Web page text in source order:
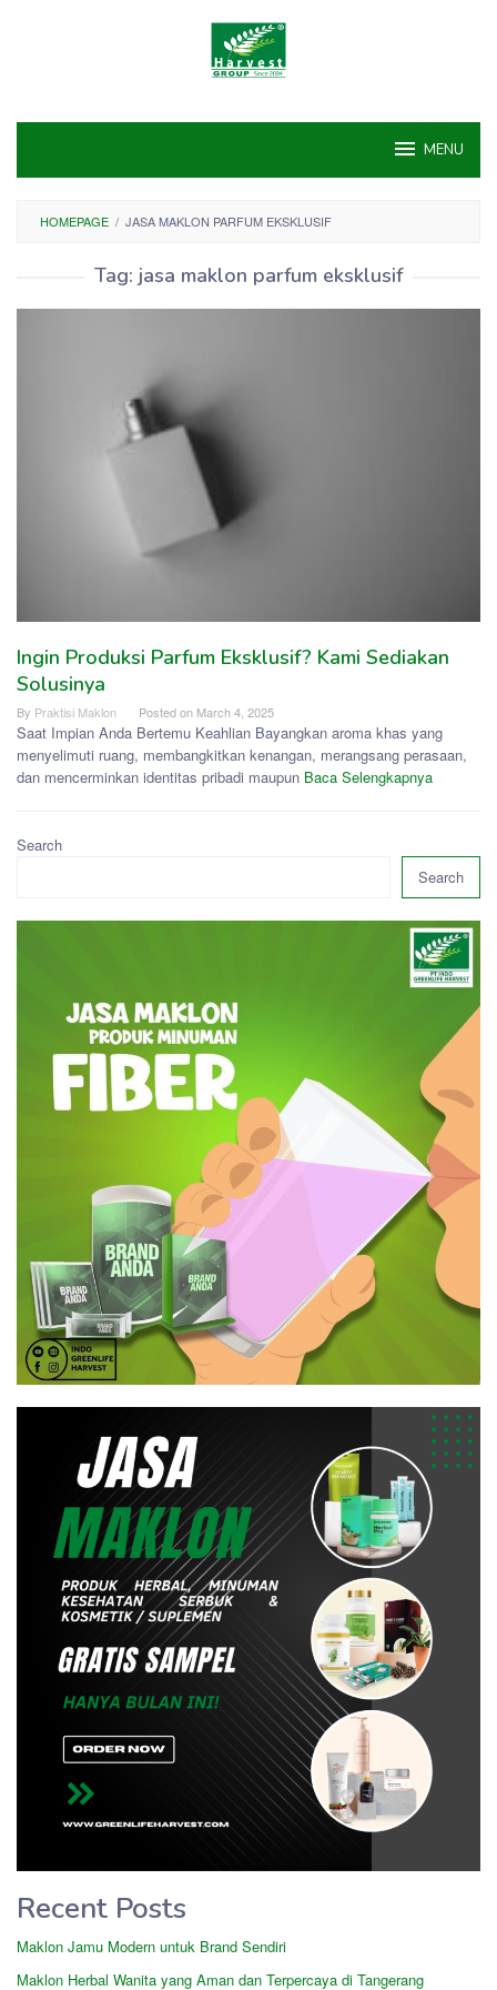
MENU
HOMEPAGE / JASA MAKLON PARFUM EKSKLUSIF
Tag: jasa maklon parfum eksklusif
Ingin Produksi Parfum Eksklusif? Kami Sediakan
Solusinya
By Praktisi Maklon Posted on March 4, 2025
Saat Impian Anda Bertemu Keahlian Bayangkan aroma khas yang
menyelimuti ruang, membangkitkan kenangan, merangsang perasaan,
dan mencerminkan identitas pribadi maupun Baca Selengkapnya
Search
Search
Recent Posts
Maklon Jamu Modern untuk Brand Sendiri
Maklon Herbal Wanita yang Aman dan Terpercaya di Tangerang